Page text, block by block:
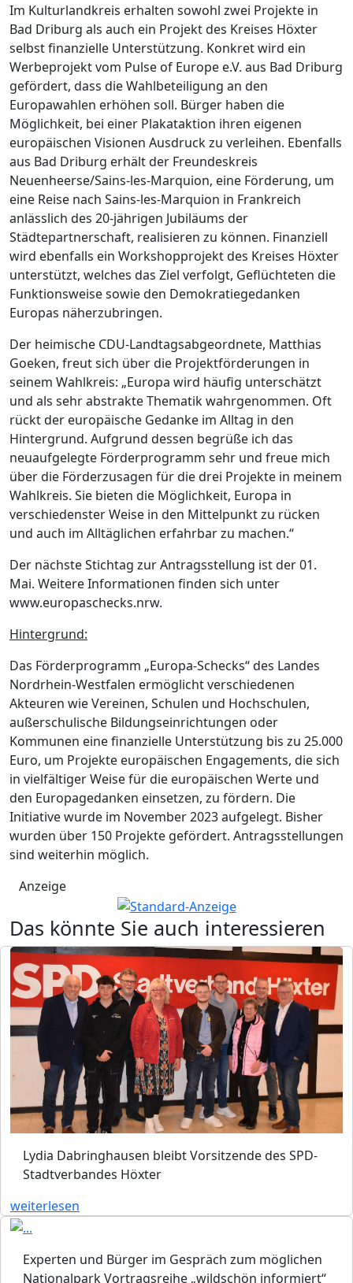
Im Kulturlandkreis erhalten sowohl zwei Projekte in
Bad Driburg als auch ein Projekt des Kreises Höxter
selbst finanzielle Unterstützung. Konkret wird ein
Werbeprojekt vom Pulse of Europe e.V. aus Bad Driburg
gefördert, dass die Wahlbeteiligung an den
Europawahlen erhöhen soll. Bürger haben die
Möglichkeit, bei einer Plakataktion ihren eigenen
europäischen Visionen Ausdruck zu verleihen. Ebenfalls
aus Bad Driburg erhält der Freundeskreis
Neuenheerse/Sains-les-Marquion, eine Förderung, um
eine Reise nach Sains-les-Marquion in Frankreich
anlässlich des 20-jährigen Jubiläums der
Städtepartnerschaft, realisieren zu können. Finanziell
wird ebenfalls ein Workshopprojekt des Kreises Höxter
unterstützt, welches das Ziel verfolgt, Geflüchteten die
Funktionsweise sowie den Demokratiegedanken
Europas näherzubringen.
Der heimische CDU-Landtagsabgeordnete, Matthias
Goeken, freut sich über die Projektförderungen in
seinem Wahlkreis: „Europa wird häufig unterschätzt
und als sehr abstrakte Thematik wahrgenommen. Oft
rückt der europäische Gedanke im Alltag in den
Hintergrund. Aufgrund dessen begrüße ich das
neuaufgelegte Förderprogramm sehr und freue mich
über die Förderzusagen für die drei Projekte in meinem
Wahlkreis. Sie bieten die Möglichkeit, Europa in
verschiedenster Weise in den Mittelpunkt zu rücken
und auch im Alltäglichen erfahrbar zu machen.“
Der nächste Stichtag zur Antragsstellung ist der 01.
Mai. Weitere Informationen finden sich unter
www.europaschecks.nrw.
Hintergrund:
Das Förderprogramm „Europa-Schecks“ des Landes
Nordrhein-Westfalen ermöglicht verschiedenen
Akteuren wie Vereinen, Schulen und Hochschulen,
außerschulische Bildungseinrichtungen oder
Kommunen eine finanzielle Unterstützung bis zu 25.000
Euro, um Projekte europäischen Engagements, die sich
in vielfältiger Weise für die europäischen Werte und
den Europagedanken einsetzen, zu fördern. Die
Initiative wurde im November 2023 aufgelegt. Bisher
wurden über 150 Projekte gefördert. Antragsstellungen
sind weiterhin möglich.
Anzeige
Das könnte Sie auch interessieren
Lydia Dabringhausen bleibt Vorsitzende des SPD-
Stadtverbandes Höxter
weiterlesen
Experten und Bürger im Gespräch zum möglichen
Nationalpark Vortragsreihe „wildschön informiert“